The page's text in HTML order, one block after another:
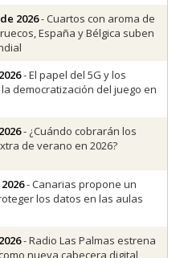
2026- Cuartos con aroma de
España y Bélgica suben
- El papel del 5G y los
democratización del juego en
- ¿Cuándo cobrarán los
de verano en 2026?
- Canarias propone un
los datos en las aulas
- Radio Las Palmas estrena
nueva cabecera digital